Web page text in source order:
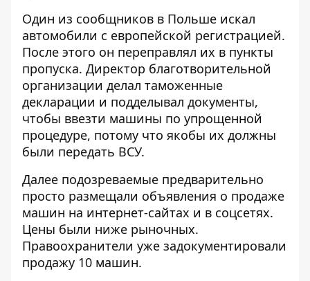
Один из сообщников в Польше искал
автомобили с европейской регистрацией.
После этого он переправлял их в пункты
пропуска. Директор благотворительной
организации делал таможенные
декларации и подделывал документы,
чтобы ввезти машины по упрощенной
процедуре, потому что якобы их должны
были передать ВСУ.
Далее подозреваемые предварительно
просто размещали объявления о продаже
машин на интернет-сайтах и ​​в соцсетях.
Цены были ниже рыночных.
Правоохранители уже задокументировали
продажу 10 машин.